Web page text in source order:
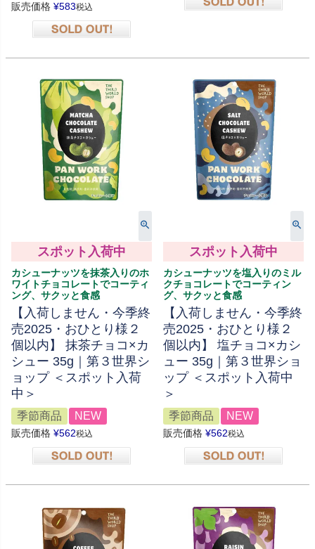
販売価格 ¥583税込
スポット入荷中
カシューナッツを抹茶入りのホ
ワイトチョコレートでコーティ
ング、サクッと食感
【入荷しません・今季終
売2025・おひとり様２
個以内】 抹茶チョコ×カ
シュー 35g｜第３世界シ
ョップ ＜スポット入荷
中＞
季節商品 NEW
販売価格 ¥562税込
スポット入荷中
カシューナッツを塩入りのミル
クチョコレートでコーティン
グ、サクッと食感
【入荷しません・今季終
売2025・おひとり様２
個以内】 塩チョコ×カシ
ュー 35g｜第３世界ショ
ップ ＜スポット入荷中
＞
季節商品 NEW
販売価格 ¥562税込